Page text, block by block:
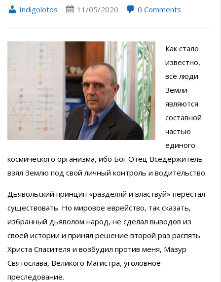
Indigolotos 11/05/2020 0 Comments
Как стало
известно,
все люди
Земли
являются
составной
частью
единого
космического организма, ибо Бог Отец Вседержитель
взял Землю под свой личный контроль и водительство.
Дьявольский принцип «разделяй и властвуй» перестал
существовать. Но мировое еврейство, так сказать,
избранный дьяволом народ, не сделал выводов из
своей истории и принял решение второй раз распять
Христа Спасителя и возбудил против меня, Мазур
Святослава, Великого Магистра, уголовное
преследование.